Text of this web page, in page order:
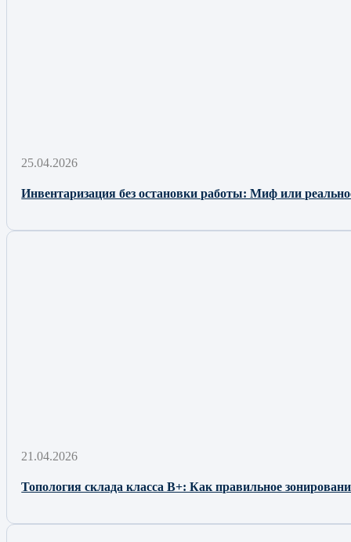
25.04.2026
Инвентаризация без остановки работы: Миф или
21.04.2026
Топология склада класса B+: Как правильное